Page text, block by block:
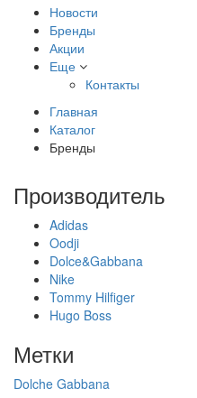
Новости
Бренды
Акции
Еще
Контакты
Главная
Каталог
Бренды
Производитель
Adidas
Oodji
Dolce&Gabbana
Nike
Tommy Hilfiger
Hugo Boss
Метки
Dolche Gabbana